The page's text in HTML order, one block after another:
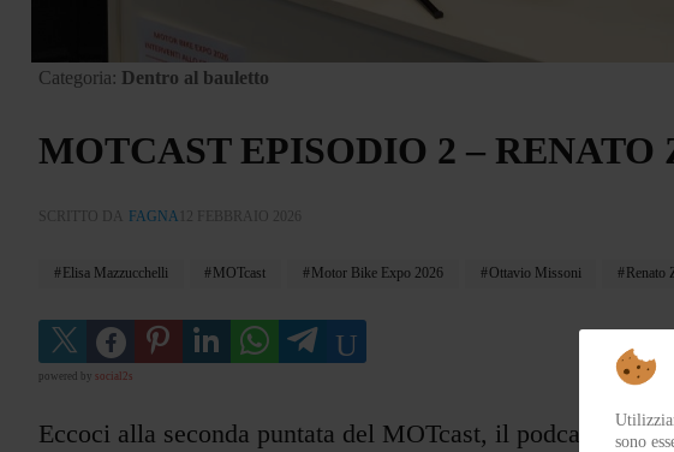
Categoria: Dentro al bauletto
MOTCAST EPISODIO 2 – RENATO
SCRITTO DA FAGNA 12 FEBBRAIO 2026
Elisa Mazzucchelli MOTcast Motor Bike Expo 2026 Ottavio Missoni Renato
powered by social2s
Eccoci alla seconda puntata del MOTcast, il podcast disono